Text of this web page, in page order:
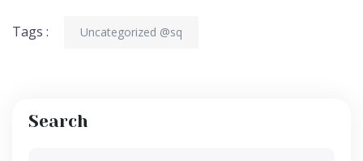
Tags : Uncategorized @sq
Search